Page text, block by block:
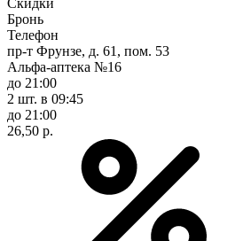
Бронь
Телефон
пр-т Фрунзе, д. 61, пом. 53
Альфа-аптека №16
до 21:00
2 шт. в 09:45
до 21:00
26,50 р.